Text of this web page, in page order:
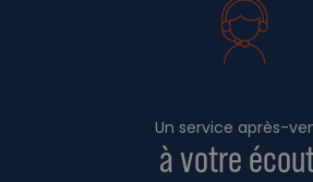
Un service après-
à votre